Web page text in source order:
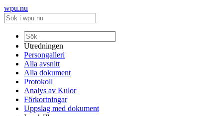
wpu.nu
Utredningen
Persongalleri
Alla avsnitt
Alla dokument
Protokoll
Analys av Kulor
Förkortningar
Uppslag med dokument